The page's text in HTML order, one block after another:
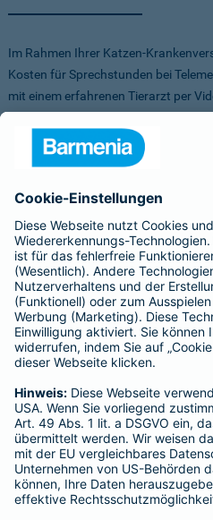
Im Rahmen Ihrer Katzen-
Kosten für Sprechstunden bei
mit einem erfahrenen Tierarzt per
Stress für Sie und Ihr Tier.
Um Ihnen die Auswahl der Anbieter
Anbieter verglichen, getestet und
bei FirstVet als auch bei
Direktabrechnung. Die Kosten
Anbieter und uns abgerechnet.
Für mehr Infos zu den Anbietern
365 Tage /